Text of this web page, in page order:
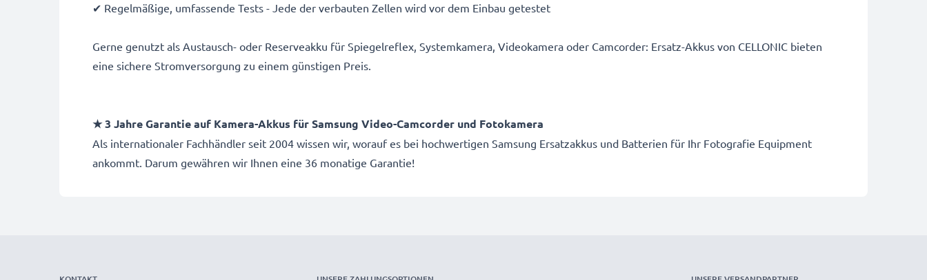
✔ Regelmäßige, umfassende Tests - Jede der verbauten Zellen wird vor dem Einbau getestet
Gerne genutzt als Austausch- oder Reserveakku für Spiegelreflex, Systemkamera, Videokamera oder Camcorder: Ersatz-Akkus von CELLONIC bieten
eine sichere Stromversorgung zu einem günstigen Preis.
★ 3 Jahre Garantie auf Kamera-Akkus für Samsung Video-Camcorder und Fotokamera
Als internationaler Fachhändler seit 2004 wissen wir, worauf es bei hochwertigen Samsung Ersatzakkus und Batterien für Ihr Fotografie Equipment
ankommt. Darum gewähren wir Ihnen eine 36 monatige Garantie!